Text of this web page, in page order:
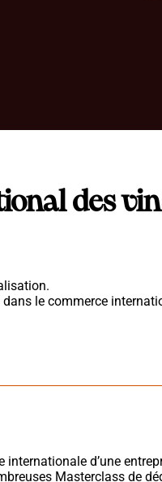
des
le commerce
d’une
Masterclass de